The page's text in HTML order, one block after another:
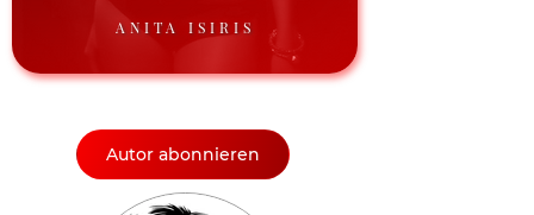
ANITA ISIRIS
Autor abonnieren